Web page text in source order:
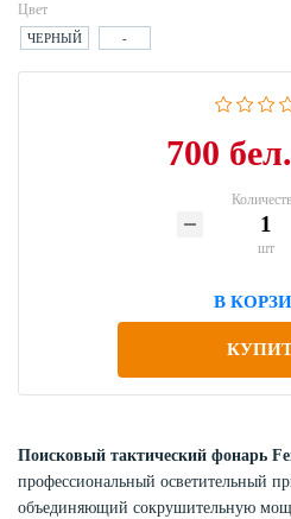
Цвет
ЧЕРНЫЙ -
700
шт
В
Поисковый тактический фонарь
профессиональный осветительный
объединяющий сокрушительную